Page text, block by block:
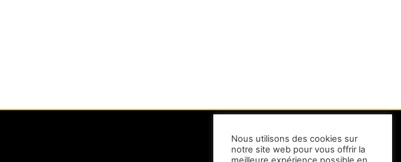
INFORMATIONS
Nous utilisons des cookies sur
notre site web pour vous offrir la